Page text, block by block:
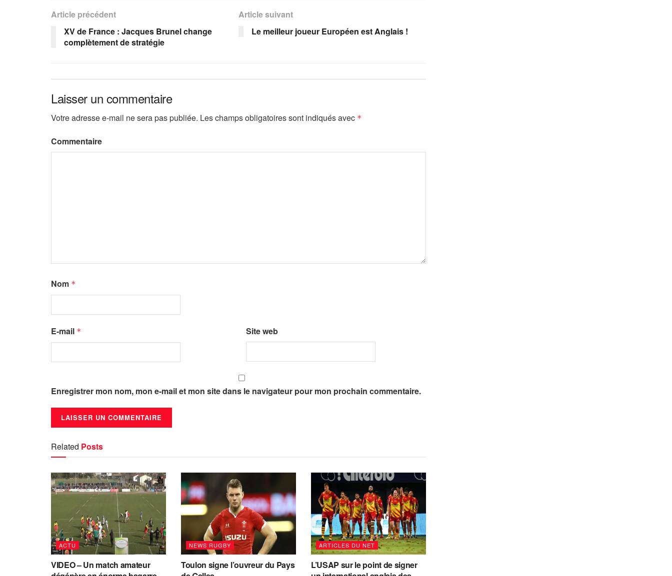
Article précédent
XV de France : Jacques Brunel change
complètement de stratégie
Article suivant
Le meilleur joueur Européen est Anglais !
Laisser un commentaire
Votre adresse e-mail ne sera pas publiée. Les champs obligatoires sont indiqués avec *
Commentaire
Nom *
E-mail * Site web
Enregistrer mon nom, mon e-mail et mon site dans le navigateur pour mon prochain commentaire.
Related Posts
ACTU
VIDEO – Un match amateur
NEWS RUGBY
Toulon signe l’ouvreur du Pays
ARTICLES DU NET
L’USAP sur le point de signer